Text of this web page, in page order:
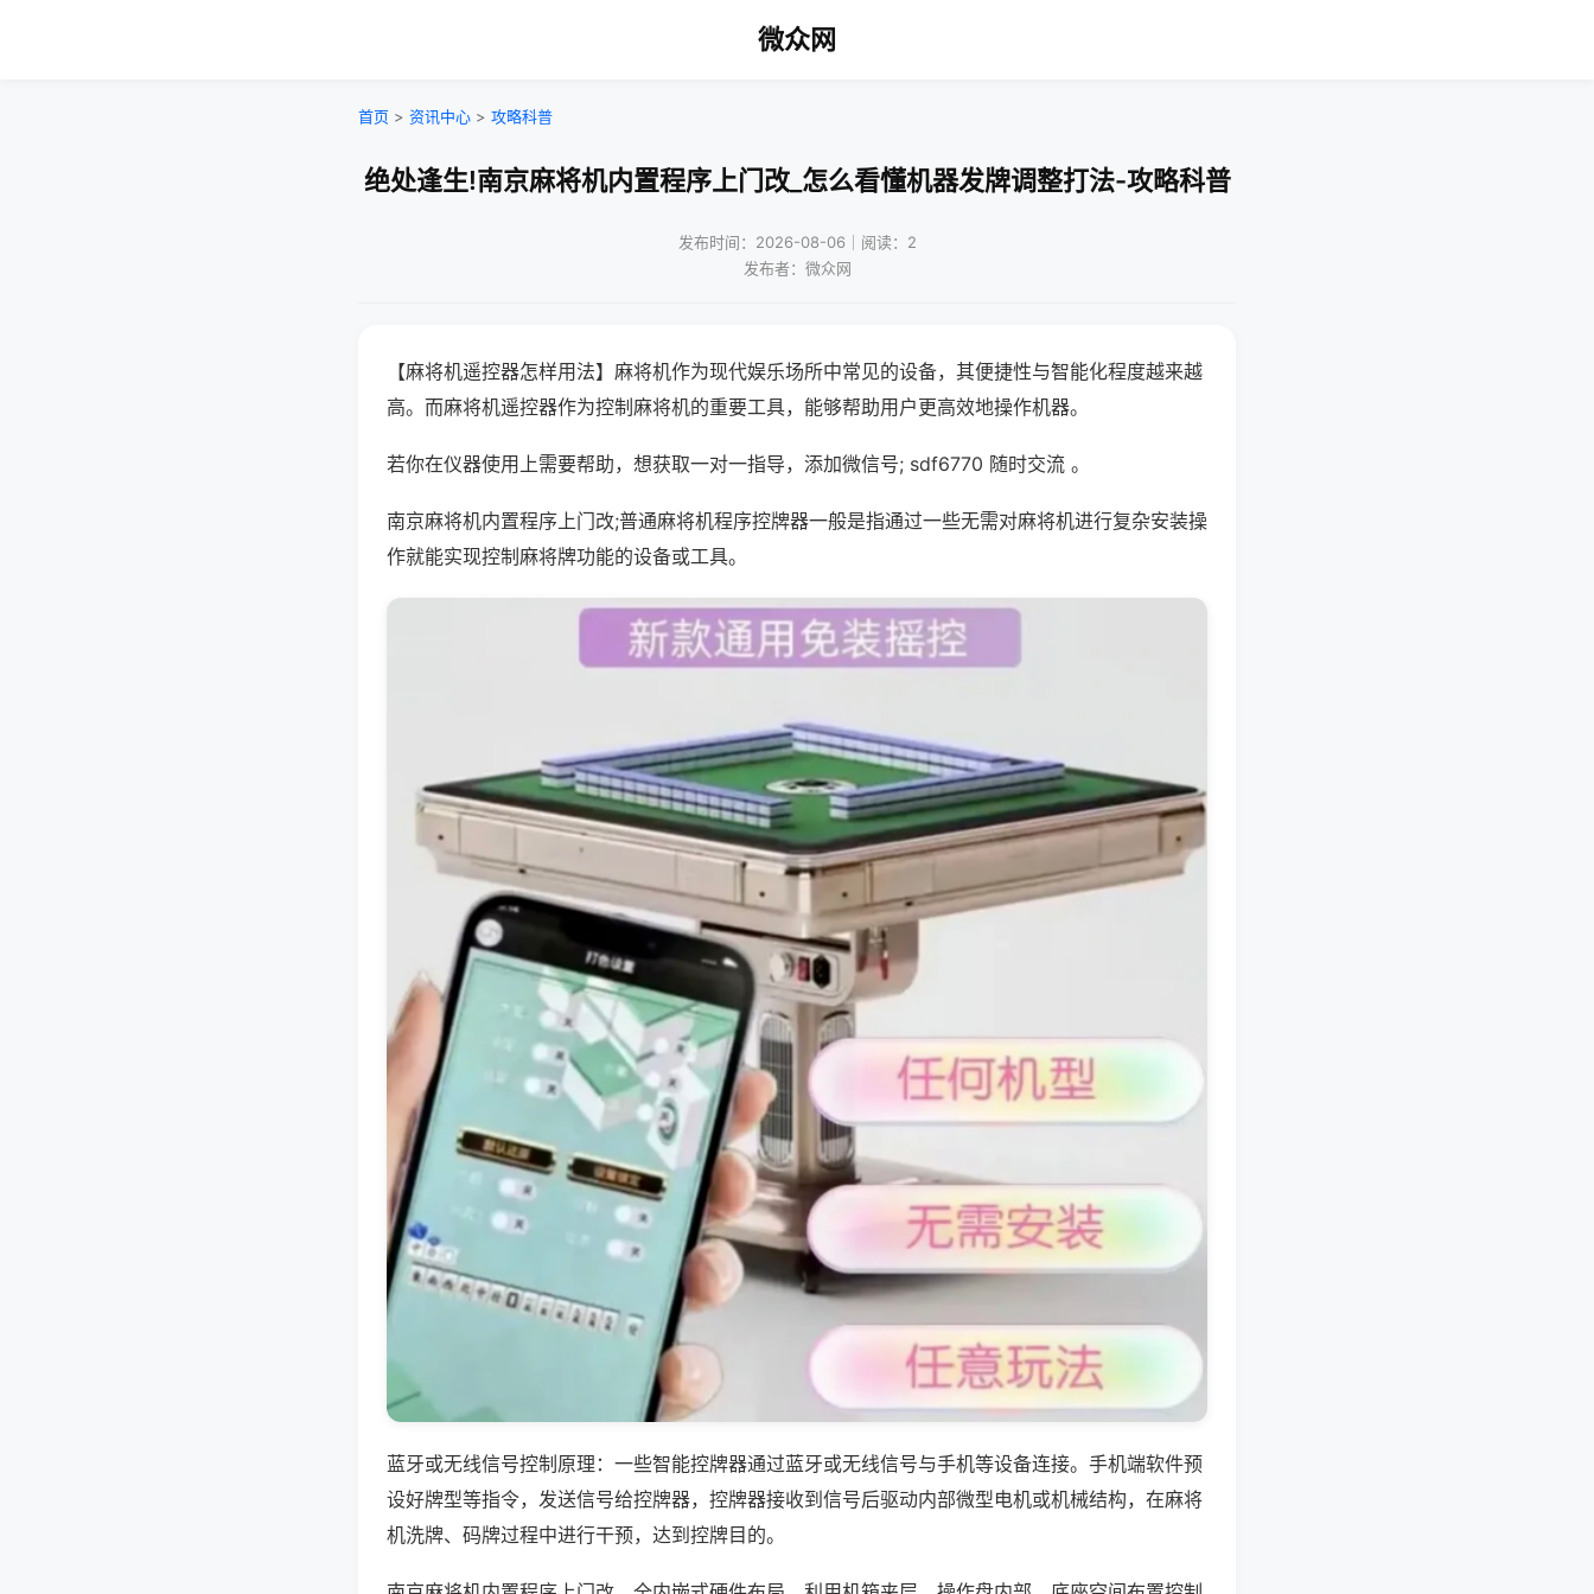
微众网
首页 > 资讯中心 > 攻略科普
绝处逢生!南京麻将机内置程序上门改_怎么看懂机器发牌调整打法-攻略科普
发布时间：2026-08-06｜阅读：2
发布者：微众网
【麻将机遥控器怎样用法】麻将机作为现代娱乐场所中常见的设备，其便捷性与智能化程度越来越
高。而麻将机遥控器作为控制麻将机的重要工具，能够帮助用户更高效地操作机器。
若你在仪器使用上需要帮助，想获取一对一指导，添加微信号; sdf6770 随时交流 。
南京麻将机内置程序上门改;普通麻将机程序控牌器一般是指通过一些无需对麻将机进行复杂安装操
作就能实现控制麻将牌功能的设备或工具。
蓝牙或无线信号控制原理：一些智能控牌器通过蓝牙或无线信号与手机等设备连接。手机端软件预
设好牌型等指令，发送信号给控牌器，控牌器接收到信号后驱动内部微型电机或机械结构，在麻将
机洗牌、码牌过程中进行干预，达到控牌目的。